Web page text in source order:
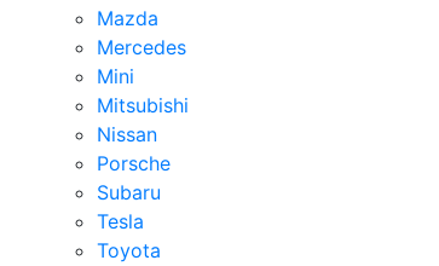
Mazda
Mercedes
Mini
Mitsubishi
Nissan
Porsche
Subaru
Tesla
Toyota